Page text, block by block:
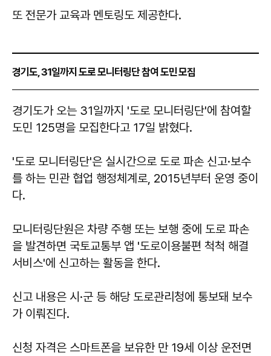
또 전문가 교육과 멘토링도 제공한다.
경기도, 31일까지 도로 모니터링단 참여 도민 모집
경기도가 오는 31일까지 '도로 모니터링단'에 참여할
도민 125명을 모집한다고 17일 밝혔다.
'도로 모니터링단'은 실시간으로 도로 파손 신고·보수
를 하는 민관 협업 행정체계로, 2015년부터 운영 중이
다.
모니터링단원은 차량 주행 또는 보행 중에 도로 파손
을 발견하면 국토교통부 앱 '도로이용불편 척척 해결
서비스'에 신고하는 활동을 한다.
신고 내용은 시·군 등 해당 도로관리청에 통보돼 보수
가 이뤄진다.
신청 자격은 스마트폰을 보유한 만 19세 이상 운전면